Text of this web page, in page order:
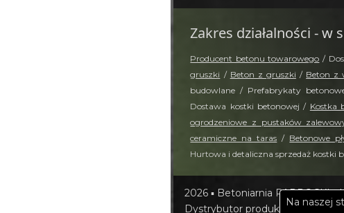
Zakres działalności - w
Producent betonu towarowego /
gruszki / Beton z gruszki / Beton z
budowlane / Prefabrykaty
Dostawa kostki betonowej / Kostka
ogrodzeniowe z pustaków
ceramiczne na taras / Betonowe
Hurtowa i detaliczna sprzedaż kostki
2026 ▪ Betoniarnia PAPROCKI
Dystrybutor produktów marki
Na naszej